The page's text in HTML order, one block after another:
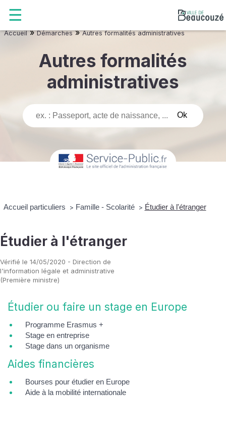
Accueil»Démarches»Autres formalités administratives
Autres formalités
administratives
Accueil particuliers > Famille - Scolarité > Étudier à l'étranger
Étudier à l'étranger
Vérifié le 14/05/2020 - Direction de
l'information légale et administrative
(Première ministre)
Étudier ou faire un stage en Europe
Programme Erasmus +
Stage en entreprise
Stage dans un organisme
Aides financières
Bourses pour étudier en Europe
Aide à la mobilité internationale